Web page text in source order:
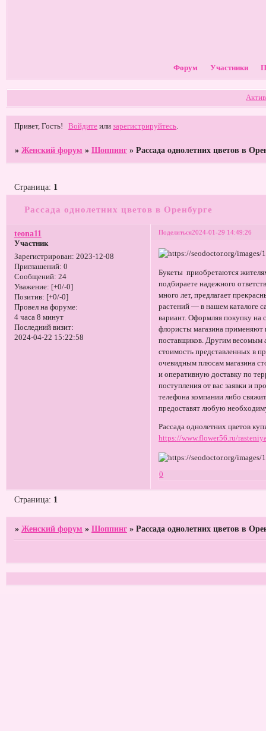
Форум Участники
Привет, Гость! Войдите илизарегистрируйтесь
»Женский форум »Шоппинг »Рассада однолетних цветов в
Рассада однолетних цветов в Оренбурге
Страница: 1
Поделиться2024-01-29 14:49:26
teona11
Участник
Зарегистрирован: 2023-12-08
Приглашений: 0
Сообщений: 24
Уважение: [+0/-0]
Позитив: [+0/-0]
Провел на форуме:
4 часа 8 минут
Последний визит:
2024-04-22 15:22:58
Букеты приобретаются
подбираете надежного
много лет, предлагает
растений — в нашем каталоге
вариант. Оформляя покупку на
флористы магазина применяют
поставщиков. Другим весомым
стоимость представленных в
очевидным плюсам магазина
и оперативную доставку по
поступления от вас заявки и
телефона компании либо
предоставят любую
Рассада однолетних цветов
https://www.flower56.ru/
0
Страница: 1
»Женский форум »Шоппинг »Рассада однолетних цветов в